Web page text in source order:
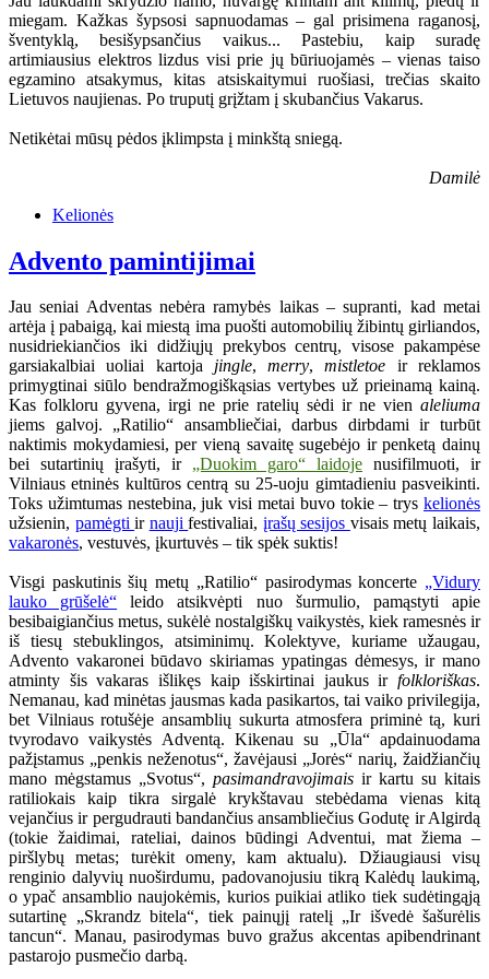
miegam. Kažkas šypsosi sapnuodamas – gal prisimena raganosį,
šventyklą, besišypsančius vaikus... Pastebiu, kaip suradę
artimiausius elektros lizdus visi prie jų būriuojamės – vienas taiso
egzamino atsakymus, kitas atsiskaitymui ruošiasi, trečias skaito
Lietuvos naujienas. Po truputį grįžtam į skubančius Vakarus.
Netikėtai mūsų pėdos įklimpsta į minkštą sniegą.
Damilė
Kelionės
Advento pamintijimai
Jau seniai Adventas nebėra ramybės laikas – supranti, kad metai
artėja į pabaigą, kai miestą ima puošti automobilių žibintų girliandos,
nusidriekiančios iki didžiųjų prekybos centrų, visose pakampėse
garsiakalbiai uoliai kartoja jingle,merry,mistletoe ir reklamos
primygtinai siūlo bendražmogiškąsias vertybes už prieinamą kainą.
Kas folkloru gyvena, irgi ne prie ratelių sėdi ir ne vien aleliuma
jiems galvoj. „Ratilio“ ansambliečiai, darbus dirbdami ir turbūt
naktimis mokydamiesi, per vieną savaitę sugebėjo ir penketą dainų
bei sutartinių įrašyti, ir „Duokim garo“ laidoje nusifilmuoti, ir
Vilniaus etninės kultūros centrą su 25-uoju gimtadieniu pasveikinti.
Toks užimtumas nestebina, juk visi metai buvo tokie – trys kelionės
užsienin, pamėgtiir naujifestivaliai, įrašų sesijos visais metų laikais,
vakaronės, vestuvės, įkurtuvės – tik spėk suktis!
Visgi paskutinis šių metų „Ratilio“ pasirodymas koncerte „Vidury
lauko grūšelė“ leido atsikvėpti nuo šurmulio, pamąstyti apie
besibaigiančius metus, sukėlė nostalgiškų vaikystės, kiek ramesnės ir
iš tiesų stebuklingos, atsiminimų. Kolektyve, kuriame užaugau,
Advento vakaronei būdavo skiriamas ypatingas dėmesys, ir mano
atminty šis vakaras išlikęs kaip išskirtinai jaukus ir folkloriškas.
Nemanau, kad minėtas jausmas kada pasikartos, tai vaiko privilegija,
bet Vilniaus rotušėje ansamblių sukurta atmosfera priminė tą, kuri
tvyrodavo vaikystės Adventą. Kikenau su „Ūla“ apdainuodama
pažįstamus „penkis neženotus“, žavėjausi „Jorės“ narių, žaidžiančių
mano mėgstamus „Svotus“, pasimandravojimais ir kartu su kitais
ratiliokais kaip tikra sirgalė krykštavau stebėdama vienas kitą
vejančius ir pergudrauti bandančius ansambliečius Godutę ir Algirdą
(tokie žaidimai, rateliai, dainos būdingi Adventui, mat žiema –
piršlybų metas; turėkit omeny, kam aktualu). Džiaugiausi visų
renginio dalyvių nuoširdumu, padovanojusiu tikrą Kalėdų laukimą,
o ypač ansamblio naujokėmis, kurios puikiai atliko tiek sudėtingąją
sutartinę „Skrandz bitela“, tiek painųjį ratelį „Ir išvedė šašurėlis
tancun“. Manau, pasirodymas buvo gražus akcentas apibendrinant
pastarojo pusmečio darbą.